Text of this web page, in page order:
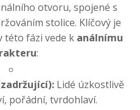
otvoru, spojené s
stolice. Klíčový je
této fázi vede k análnímu
:
Lidé úzkostlivě
pořádní, tvrdohlaví.